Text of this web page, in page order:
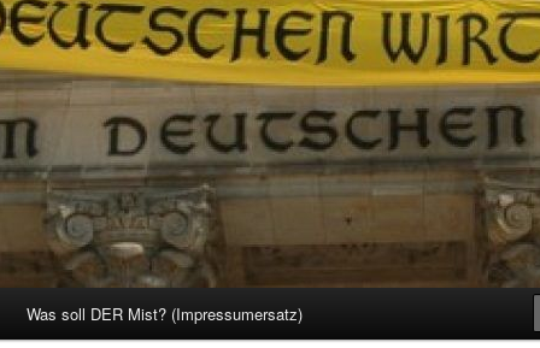
Was soll DER Mist? (Impressumersatz)